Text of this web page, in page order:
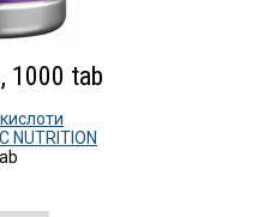
1000 tab
NUTRITION